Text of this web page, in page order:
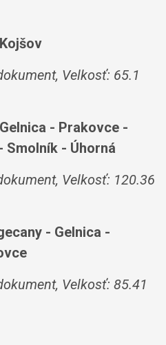
Velkosť: 65.1
- Prakovce -
Smolník - Úhorná
Velkosť: 120.36
- Gelnica -
Velkosť: 85.41